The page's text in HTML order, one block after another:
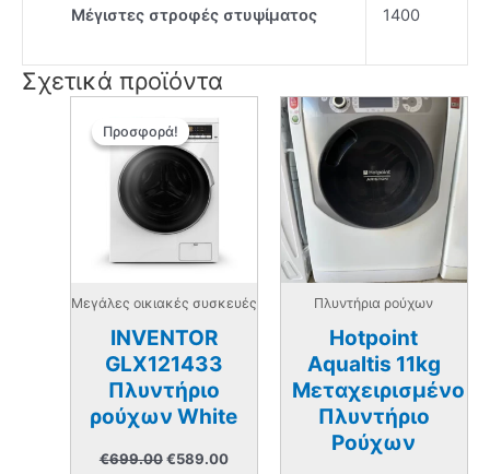
Μέγιστες στροφές στυψίματος 1400
Σχετικά προϊόντα
Προσφορά!
Προσφορά!
Μεγάλες οικιακές συσκευές
INVENTOR
GLX121433
Πλυντήριο
ρούχων White
€699.00 Original
€589.00Η
Πλυντήρια ρούχων
Hotpoint
Aqualtis 11kg
Μεταχειρισμένο
Πλυντήριο
Ρούχων